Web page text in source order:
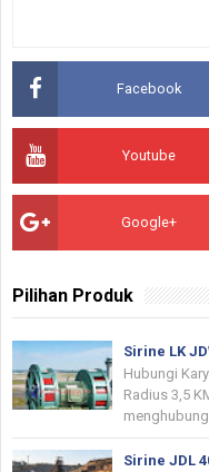
Facebook
Youtube
Google+
Pilihan Produk
Sirine LK
Hubungi
Radius 3,5
Sirine JDL